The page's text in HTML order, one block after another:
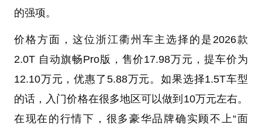
的强项。
价格方面，这位浙江衢州车主选择的是2026款
2.0T 自动旗畅Pro版，售价17.98万元，提车价为
12.10万元，优惠了5.88万元。如果选择1.5T车型
的话，入门价格在很多地区可以做到10万元左右。
在现在的行情下，很多豪华品牌确实顾不上“面